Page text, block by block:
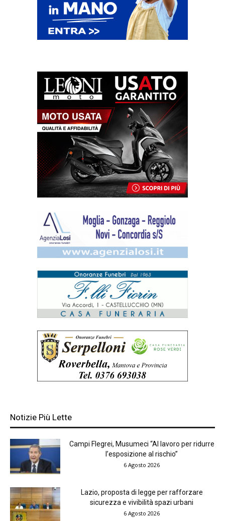
Notizie Più Lette
Campi Flegrei, Musumeci “Al lavoro per ridurre
l’esposizione al rischio”
6 Agosto 2026
Lazio, proposta di legge per rafforzare
sicurezza e vivibilità spazi urbani
6 Agosto 2026